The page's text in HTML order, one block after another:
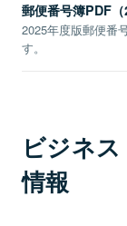
郵便番号簿PDF（
2025年度版郵便番
す。
ビジネ
情報